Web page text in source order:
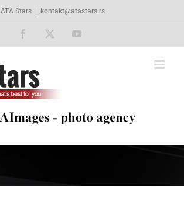
ATA Stars kontakt@atastars.rs
Facebook YouTube